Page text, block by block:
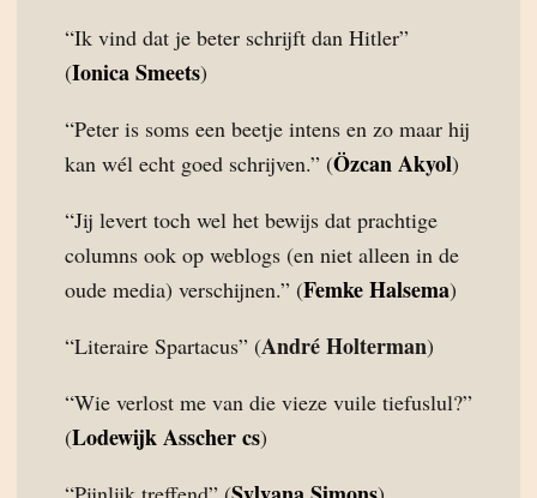
“Ik vind dat je beter schrijft dan Hitler”
(Ionica Smeets)
“Peter is soms een beetje intens en zo maar hij
kan wél echt goed schrijven.” (Özcan Akyol)
“Jij levert toch wel het bewijs dat prachtige
columns ook op weblogs (en niet alleen in de
oude media) verschijnen.” (Femke Halsema)
“Literaire Spartacus” (André Holterman)
“Wie verlost me van die vieze vuile tiefuslul?”
(Lodewijk Asscher cs)